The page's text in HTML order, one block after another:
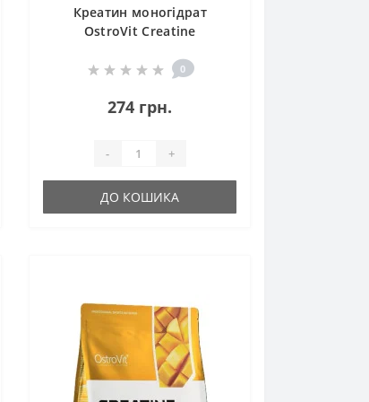
Креатин моногідрат
OstroVit Creatine
servings/ Orange
0
274 грн.
- +
ДО КОШИКА